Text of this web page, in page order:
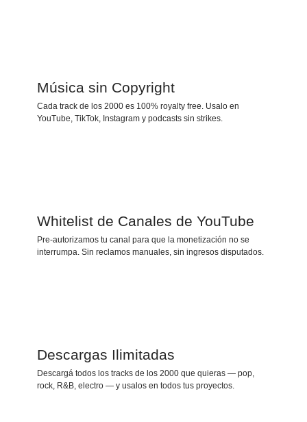
Música sin Copyright
Cada track de los 2000 es 100% royalty free. Usalo en
YouTube, TikTok, Instagram y podcasts sin strikes.
Whitelist de Canales de YouTube
Pre-autorizamos tu canal para que la monetización no se
interrumpa. Sin reclamos manuales, sin ingresos disputados.
Descargas Ilimitadas
Descargá todos los tracks de los 2000 que quieras — pop,
rock, R&B, electro — y usalos en todos tus proyectos.